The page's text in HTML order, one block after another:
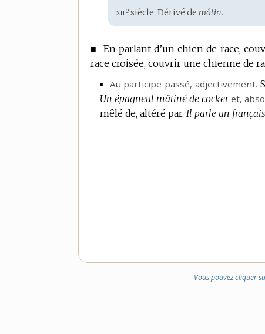
Étymologie
:
xiie siècle. Dérivé demâtin.
■ En parlant d’un chien de race,
race croisée, couvrir une chienne de
▪ Au participe passé,adjectivement.
Un épagneul mâtiné de cocker et,
mêlé de, altéré par. Il parle un
Vous pouvez cliquer